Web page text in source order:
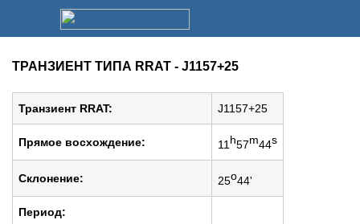
ТРАНЗИЕНТ ТИПА RRAT - J1157+25
Транзиент RRAT: J1157+25
Прямое восхождение: 11 h57m44s
Cклонение: 25o44'
Период: